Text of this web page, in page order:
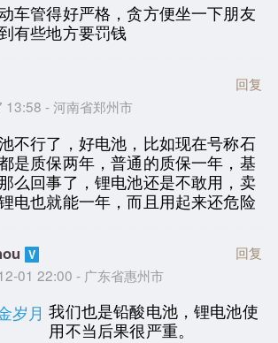
车管得好严格，贪方便坐一下朋友
有些地方要罚钱
- 河南省郑州市
回复
不行了，好电池，比如现在号称石
是质保两年，普通的质保一年，基
么回事了，锂电池还是不敢用，卖
电也就能一年，而且用起来还危险
01 22:00 - 广东省惠州市
回复
岁月 我们也是铅酸电池，锂电池使
用不当后果很严重。